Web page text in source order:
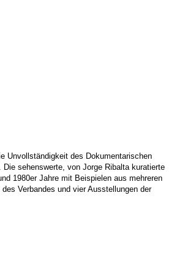
Unvollständigkeit des Dokumentarischen
sehenswerte, von Jorge Ribalta kuratierte
1980er Jahre mit Beispielen aus mehreren
Verbandes und vier Ausstellungen der